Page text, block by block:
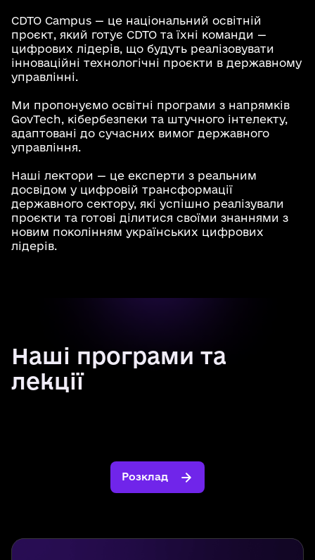
CDTO Campus — це національний освітній
проєкт, який готує CDTO та їхні команди —
цифрових лідерів, що будуть реалізовувати
інноваційні технологічні проєкти в державному
управлінні.
Ми пропонуємо освітні програми з напрямків
GovTech, кібербезпеки та штучного інтелекту,
адаптовані до сучасних вимог державного
управління.
Наші лектори — це експерти з реальним
досвідом у цифровій трансформації
державного сектору, які успішно реалізували
проєкти та готові ділитися своїми знаннями з
новим поколінням українських цифрових
лідерів.
Наші програми та
лекції
Розклад